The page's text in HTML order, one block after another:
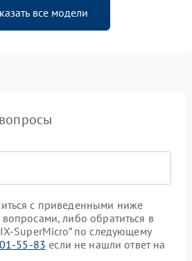
все модели
с приведенными ниже
либо обратиться в
SuperMicro” по следующему
55-83 если не нашли ответ на